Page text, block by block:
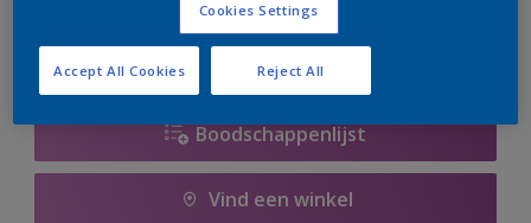
Boodschappenlijst
Vind een winkel
Cookies Settings
Reject All
Accept All Cookies